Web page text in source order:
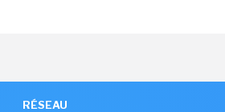
RÉSEAU